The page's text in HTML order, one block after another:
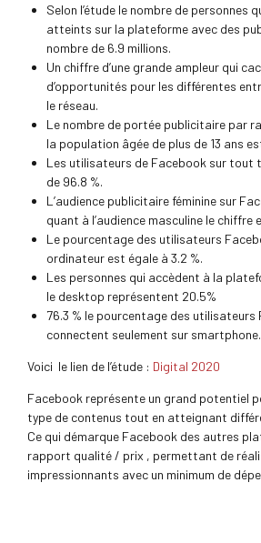
Selon l’étude le nombre de personnes
atteints sur la plateforme avec des
nombre de 6.9 millions.
Un chiffre d’une grande ampleur qui
d’opportunités pour les différentes
le réseau.
Le nombre de portée publicitaire par
la population âgée de plus de 13 ans
Les utilisateurs de Facebook sur tout
de 96.8 %.
L’audience publicitaire féminine sur
quant à l’audience masculine le chiffre
Le pourcentage des utilisateurs
ordinateur est égale à 3.2 %.
Les personnes qui accèdent à la
le desktop représentent 20.5%
76.3 % le pourcentage des utilisateurs
connectent seulement sur smartphone.
Voici le lien de l’étude : Digital 2020
Facebook représente un grand potentiel
type de contenus tout en atteignant
Ce qui démarque Facebook des autres
rapport qualité / prix , permettant de
impressionnants avec un minimum de